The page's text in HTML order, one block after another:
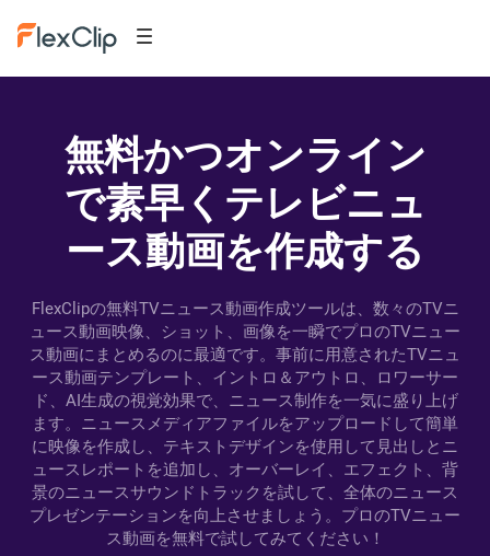
無料かつオンライン
で素早くテレビニュ
ース動画を作成する
FlexClipの無料TVニュース動画作成ツールは、数々のTVニ
ュース動画映像、ショット、画像を一瞬でプロのTVニュー
ス動画にまとめるのに最適です。事前に用意されたTVニュ
ース動画テンプレート、イントロ＆アウトロ、ロワーサー
ド、AI生成の視覚効果で、ニュース制作を一気に盛り上げ
ます。ニュースメディアファイルをアップロードして簡単
に映像を作成し、テキストデザインを使用して見出しとニ
ュースレポートを追加し、オーバーレイ、エフェクト、背
景のニュースサウンドトラックを試して、全体のニュース
プレゼンテーションを向上させましょう。プロのTVニュー
ス動画を無料で試してみてください！